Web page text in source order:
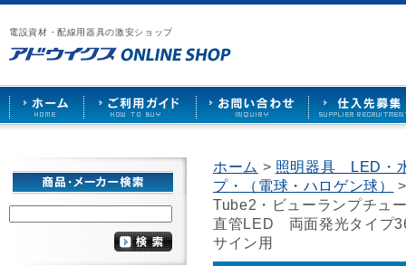
電設資材・配線用器具の激安ショップ
漏
電
ブ
レ
ー
カ
ー
や
照
ケ
ッ
ト
な
ア
ウ
イ
ス
HOME
ご
用
ガ
ド
お
い
合
せ
仕
先
募
ホーム > 照明器具 LED・
プ・（電球・ハロゲン球）
Tube2・ビューランプチ
直管LED 両面発光タイプ
サイン用